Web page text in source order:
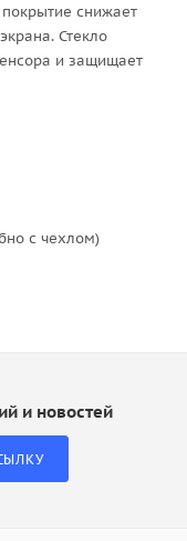
покрытие снижает
Стекло
и защищает
с чехлом)
и новостей